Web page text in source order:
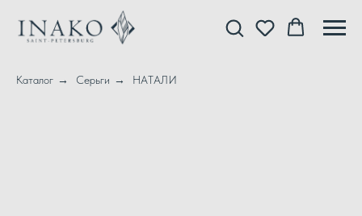
Каталог → Серьги → НАТАЛИ